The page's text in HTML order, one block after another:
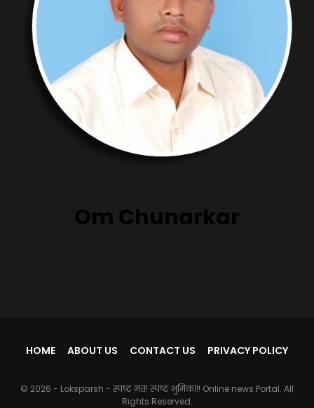
Om Chunarkar
HOME ABOUT US CONTACT US PRIVACY POLICY
© 2026 - Loksparsh - स्पष्ट मत! स्पष्ट भुमिका!! Online news Portal. All
Rights Reserved.